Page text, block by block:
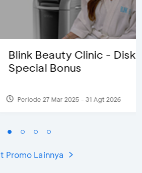
Clinic - Diskon 25% &
- 31 Agt 2026
Promo Lainnya